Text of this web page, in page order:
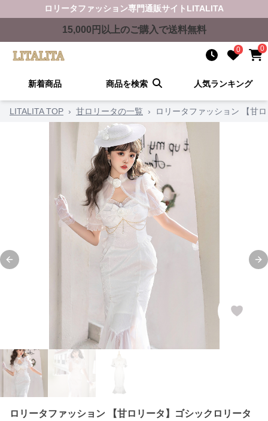
ロリータファッション専門通販サイト LITALITA
15,000 円以上のご購入で送料無料
0 0
新着商品 商品を検索 人気ランキング
LITALITA TOP › 甘ロリータの一覧 › ロリータファッション 【甘
Previous slide
ロリータファッション 【甘ロリータ】ゴシックロリータ